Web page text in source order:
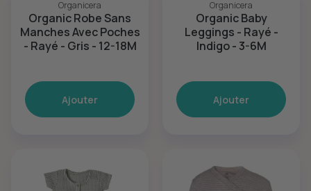
Organicera
Organic Robe Sans
Manches Avec Poches
- Rayé - Gris - 12-18M
Ajouter
Organicera
Organic Baby
Leggings - Rayé -
Indigo - 3-6M
Ajouter